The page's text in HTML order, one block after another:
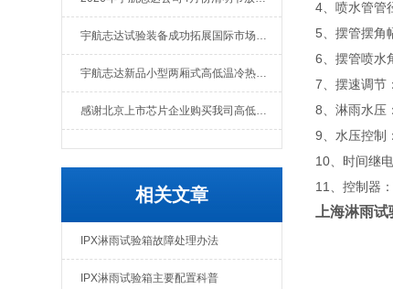
宇航志达试验装备成功拓展国际市场出口肯尼亚
宇航志达新品小型两厢式高低温冷热冲击试验箱
感谢北京上市芯片企业购买我司高低温冲击热流仪
相关文章
IPX淋雨试验箱故障处理办法
IPX淋雨试验箱主要配置科普
4、喷水管管
5、摆管摆角
6、摆管喷水
7、摆速调节
8、淋雨水压
9、水压控制
10、时间继
11、控制器
上海淋雨